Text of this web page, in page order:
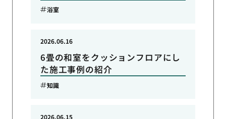
浴室
6畳の和室をクッションフロアにし
た施工事例の紹介
2026.06.16
知識
2026.06.15